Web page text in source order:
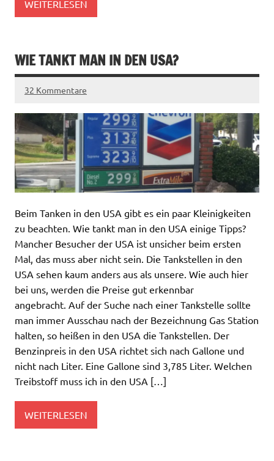
WEITERLESEN
WIE TANKT MAN IN DEN USA?
32 Kommentare
Beim Tanken in den USA gibt es ein paar Kleinigkeiten
zu beachten. Wie tankt man in den USA einige Tipps?
Mancher Besucher der USA ist unsicher beim ersten
Mal, das muss aber nicht sein. Die Tankstellen in den
USA sehen kaum anders aus als unsere. Wie auch hier
bei uns, werden die Preise gut erkennbar
angebracht. Auf der Suche nach einer Tankstelle sollte
man immer Ausschau nach der Bezeichnung Gas Station
halten, so heißen in den USA die Tankstellen. Der
Benzinpreis in den USA richtet sich nach Gallone und
nicht nach Liter. Eine Gallone sind 3,785 Liter. Welchen
Treibstoff muss ich in den USA […]
WEITERLESEN